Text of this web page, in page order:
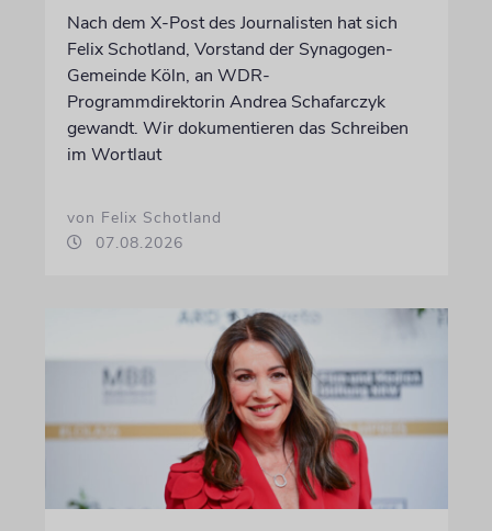
Nach dem X-Post des Journalisten hat sich
Felix Schotland, Vorstand der Synagogen-
Gemeinde Köln, an WDR-
Programmdirektorin Andrea Schafarczyk
gewandt. Wir dokumentieren das Schreiben
im Wortlaut
von Felix Schotland
07.08.2026